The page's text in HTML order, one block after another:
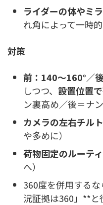
ライダーの体やミ
れ角によって一時
対策
前：140〜160°／
しつつ、 設置位置
ン裏高め／後＝ナ
カメラの左右チル
や多めに）
荷物固定のルーテ
へ）
360度を併用する
況証拠は360」**と